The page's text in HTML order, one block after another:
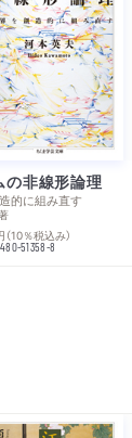
の非線形論理
的に組み直す
（10％税込み）
51358-8